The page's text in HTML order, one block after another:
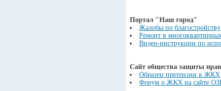
Портал "Наш город"
Жалобы по
Ремонт в
Видео-инструкции по
Сайт общества защиты прав
Образец претензии к ЖКХ
Форум о ЖКХ на сайте